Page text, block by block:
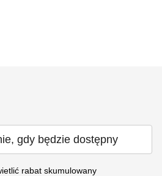
gdy będzie dostępny
rabat skumulowany